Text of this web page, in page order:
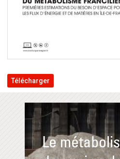
Télécharger